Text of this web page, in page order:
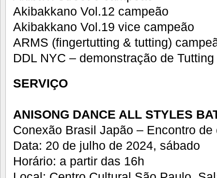
Akibakkano Vol.12 campeão
Akibakkano Vol.19 vice campeão
ARMS (fingertutting & tutting)
DDL NYC – demonstração de Tutting
SERVIÇO
ANISONG DANCE ALL STYLES
Conexão Brasil Japão – Encontro
Data: 20 de julho de 2024, sábado
Horário: a partir das 16h